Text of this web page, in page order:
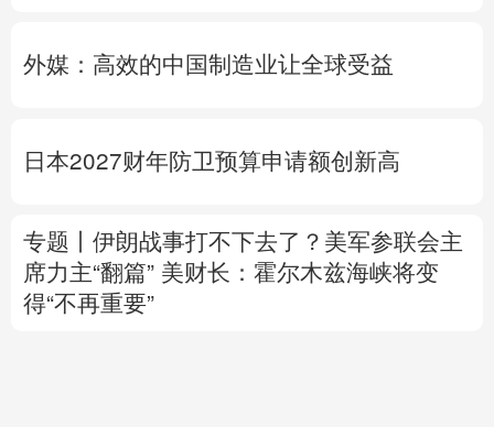
外媒：高效的中国制造业让全球受益
日本2027财年防卫预算申请额创新高
专题丨 伊朗战事打不下去了？美军参联会主
席力主“翻篇” 美财长：霍尔木兹海峡将变
得“不再重要”